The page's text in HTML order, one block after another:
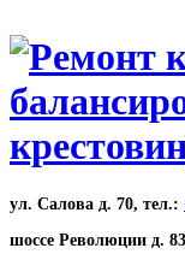
ул. Салова д. 70, тел.:
шоссе Революции д.